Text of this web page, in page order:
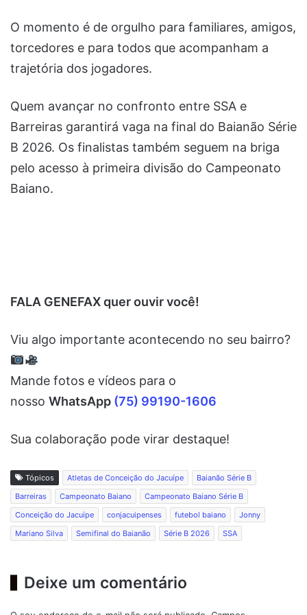
O momento é de orgulho para familiares, amigos,
torcedores e para todos que acompanham a
trajetória dos jogadores.
Quem avançar no confronto entre SSA e
Barreiras garantirá vaga na final do Baianão Série
B 2026. Os finalistas também seguem na briga
pelo acesso à primeira divisão do Campeonato
Baiano.
FALA GENEFAX quer ouvir você!
Viu algo importante acontecendo no seu bairro?
Mande fotos e vídeos para o
nosso WhatsApp (75) 99190-1606
Sua colaboração pode virar destaque!
Tópicos Atletas de Conceição do Jacuípe
Baianão Série B
Barreiras
Campeonato Baiano
Campeonato Baiano Série B
Conceição do Jacuípe
conjacuipenses futebol baiano
Jonny
Mariano Silva
Semifinal do Baianão Série B 2026 SSA
Deixe um comentário